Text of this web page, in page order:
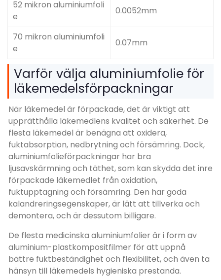
52 mikron aluminiumfoli
e
0.0052mm
70 mikron aluminiumfoli
e
0.07mm
Varför välja aluminiumfolie för
läkemedelsförpackningar
När läkemedel är förpackade, det är viktigt att
upprätthålla läkemedlens kvalitet och säkerhet. De
flesta läkemedel är benägna att oxidera,
fuktabsorption, nedbrytning och försämring. Dock,
aluminiumfolieförpackningar har bra
ljusavskärmning och täthet, som kan skydda det inre
förpackade läkemedlet från oxidation,
fuktupptagning och försämring. Den har goda
kalandreringsegenskaper, är lätt att tillverka och
demontera, och är dessutom billigare.
De flesta medicinska aluminiumfolier är i form av
aluminium-plastkompositfilmer för att uppnå
bättre fuktbeständighet och flexibilitet, och även ta
hänsyn till läkemedels hygieniska prestanda.